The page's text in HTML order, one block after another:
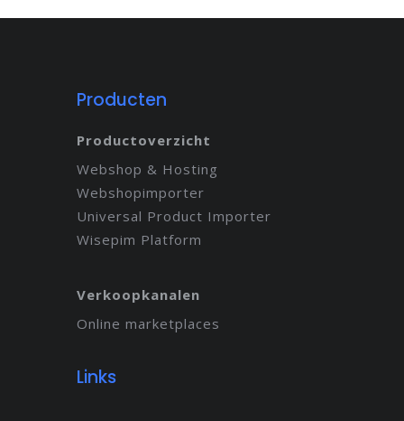
navigatie
Producten
Productoverzicht
Webshop & Hosting
Webshopimporter
Universal Product Importer
Wisepim Platform
Verkoopkanalen
Online marketplaces
Links